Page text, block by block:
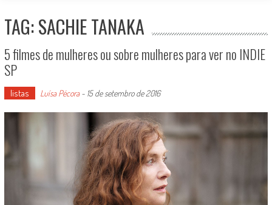
TAG: SACHIE TANAKA
5 filmes de mulheres ou sobre mulheres para ver no INDIE
SP
listas Luísa Pécora- 15 de setembro de 2016